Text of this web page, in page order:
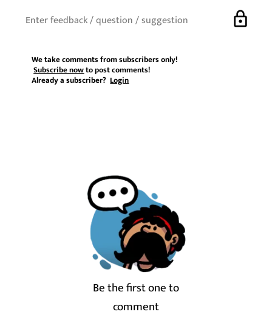
lock
We take comments from subscribers only!
Subscribe nowto post comments!
Already a subscriber?Login
Be the first one to
comment